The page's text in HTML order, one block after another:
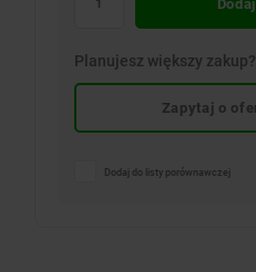
Planujesz większy zakup?
Zapytaj o
Dodaj do listy porównawczej